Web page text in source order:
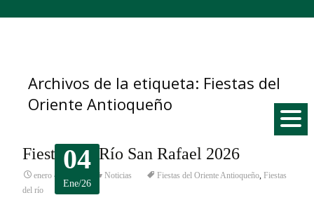
Archivos de la etiqueta: Fiestas del
Oriente Antioqueño
04
Ene/26
Fiestas del Río San Rafael 2026
enero 4, 2026 Noticias Fiestas del Oriente Antioqueño, Fiestas
del río